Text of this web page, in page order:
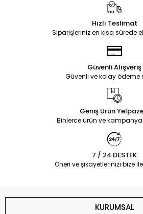
Hızlı Teslimat
Siparişleriniz en kısa sürede
Güvenli Alışveriş
Güvenli ve kolay ödeme
Geniş Ürün
Binlerce ürün ve
7 / 24 DESTEK
Öneri ve şikayetlerinizi bize
KURUMSAL